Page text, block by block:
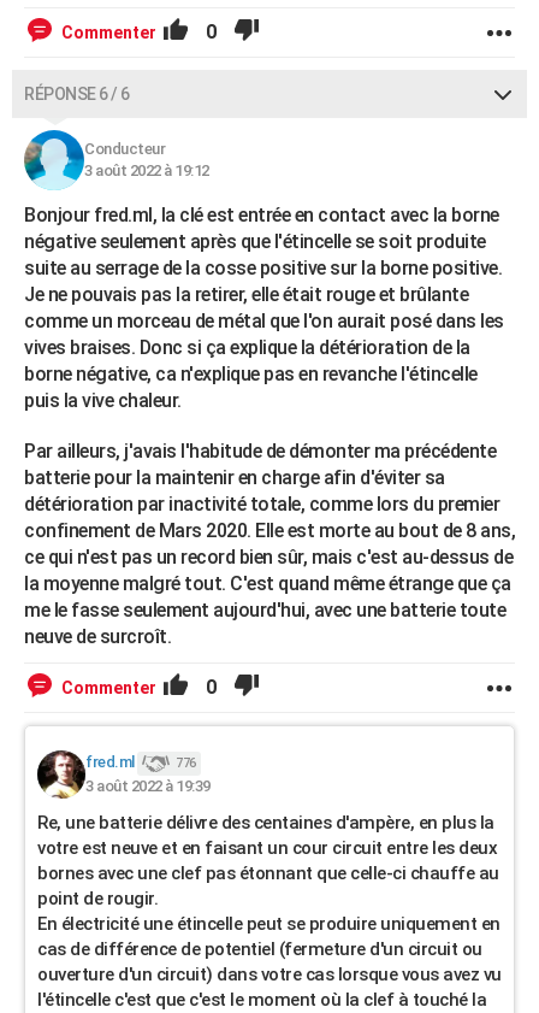
Commenter 0
RÉPONSE 6 / 6
Conducteur
3 août 2022 à 19:12
Bonjour fred.ml, la clé est entrée en contact avec la borne
négative seulement après que l'étincelle se soit produite
suite au serrage de la cosse positive sur la borne positive.
Je ne pouvais pas la retirer, elle était rouge et brûlante
comme un morceau de métal que l'on aurait posé dans les
vives braises. Donc si ça explique la détérioration de la
borne négative, ca n'explique pas en revanche l'étincelle
puis la vive chaleur.
Par ailleurs, j'avais l'habitude de démonter ma précédente
batterie pour la maintenir en charge afin d'éviter sa
détérioration par inactivité totale, comme lors du premier
confinement de Mars 2020. Elle est morte au bout de 8 ans,
ce qui n'est pas un record bien sûr, mais c'est au-dessus de
la moyenne malgré tout. C'est quand même étrange que ça
me le fasse seulement aujourd'hui, avec une batterie toute
neuve de surcroît.
Commenter 0
fred.ml 776
3 août 2022 à 19:39
Re, une batterie délivre des centaines d'ampère, en plus la
votre est neuve et en faisant un cour circuit entre les deux
bornes avec une clef pas étonnant que celle-ci chauffe au
point de rougir.
En électricité une étincelle peut se produire uniquement en
cas de différence de potentiel (fermeture d'un circuit ou
ouverture d'un circuit) dans votre cas lorsque vous avez vu
l'étincelle c'est que c'est le moment où la clef à touché la